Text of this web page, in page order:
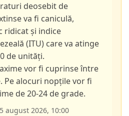
deosebit de
va fi caniculă,
ridicat și indice
(ITU) care va atinge
de unități.
vor fi cuprinse între
Pe alocuri nopțile vor fi
de 20-24 de grade.
august 2026, 10:00